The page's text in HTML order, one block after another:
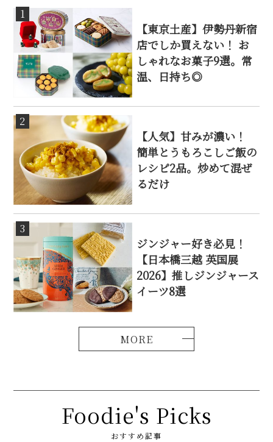
1
【東京土産】伊勢丹新宿
店でしか買えない！ お
しゃれなお菓子9選。常
温、日持ち◎
2
【人気】甘みが濃い！
簡単とうもろこしご飯の
レシピ2品。炒めて混ぜ
るだけ
3
ジンジャー好き必見！
【日本橋三越 英国展
2026】推しジンジャース
イーツ8選
Foodie's Picks
おすすめ記事